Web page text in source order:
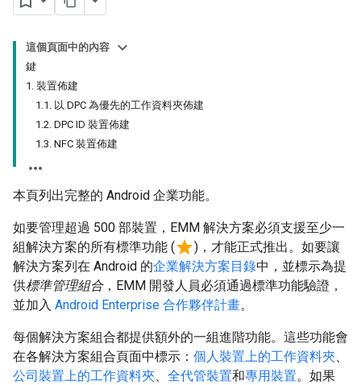
這個頁面中的內容
鍵
1. 裝置佈建
1.1. 以 DPC 為優先的工作資料夾佈建
1.2. DPC ID 裝置佈建
1.3. NFC 裝置佈建
本頁列出完整的 Android 企業功能。
如要管理超過 500 部裝置，EMM 解決方案必須支援至少一
組解決方案的所有標準功能 (star)，才能正式推出。如要讓
解決方案列在 Android 的企業解決方案目錄中，並標示為提
供標準管理組合，EMM 開發人員必須通過標準功能驗證，
並加入 Android Enterprise 合作夥伴計畫。
每個解決方案組合都提供額外的一組進階功能。這些功能會
在各解決方案組合頁面中標示： 個人裝置上的工作資料夾、
公司裝置上的工作資料夾、 全代管裝置和專用裝置。如果